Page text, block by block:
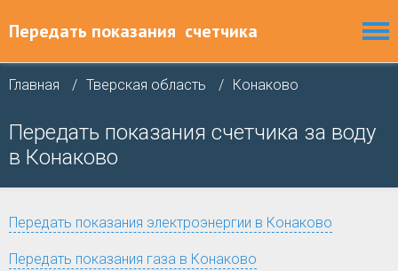
Передать показания счетчика
Главная Тверская область Конаково
Передать показания счетчика за воду
в Конаково
Передать показания электроэнергии в Конаково
Передать показания газа в Конаково